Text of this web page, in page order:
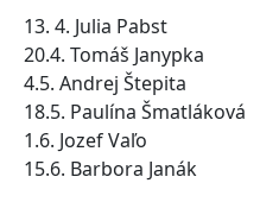
13. 4. Julia Pabst
20.4. Tomáš Janypka
4.5. Andrej Štepita
18.5. Paulína Šmatláková
1.6. Jozef Vaľo
15.6. Barbora Janák